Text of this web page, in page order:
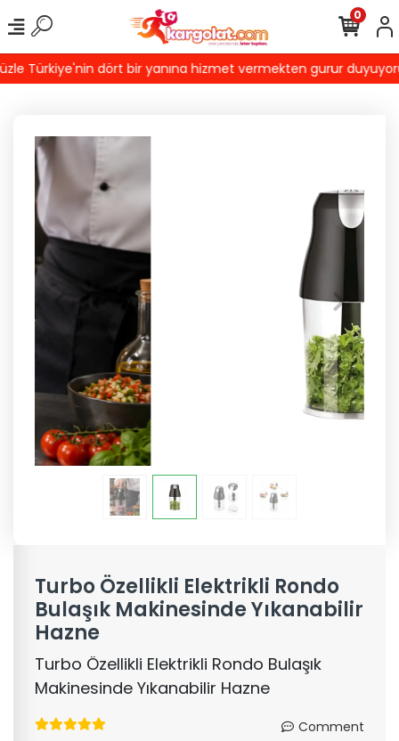
Türkiye'nin dört bir yanına hizmet vermekten gurur
0
Turbo Özellikli Elektrikli Rondo
Bulaşık Makinesinde Yıkanabilir
Hazne
Turbo Özellikli Elektrikli Rondo Bulaşık
Makinesinde Yıkanabilir Hazne
Comment